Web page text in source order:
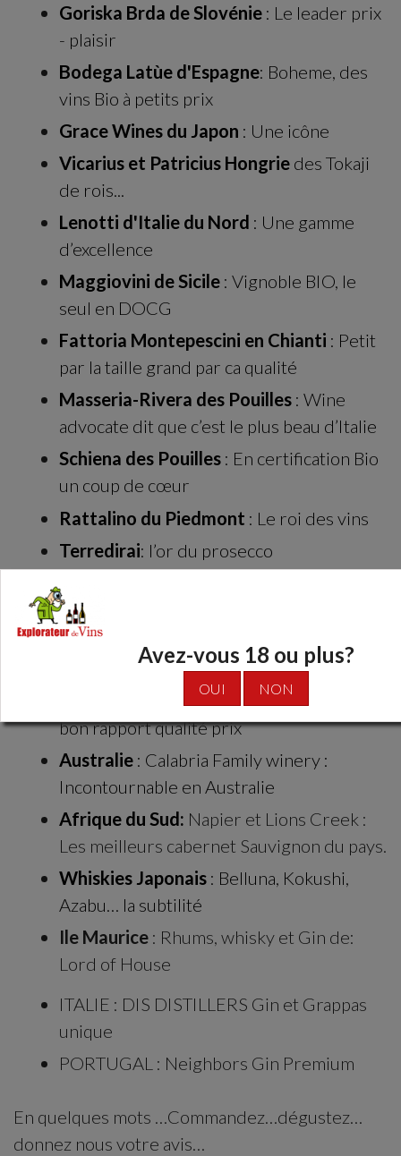
Goriska Brda de Slovénie : Le leader prix
- plaisir
Bodega Latùe d'Espagne: Boheme, des
vins Bio à petits prix
Grace Wines du Japon : Une icône
Vicarius et Patricius Hongrie des Tokaji
de rois...
Lenotti d'Italie du Nord : Une gamme
d’excellence
Maggiovini de Sicile : Vignoble BIO, le
seul en DOCG
Fattoria Montepescini en Chianti : Petit
par la taille grand par ca qualité
Masseria-Rivera des Pouilles : Wine
advocate dit que c’est le plus beau d’Italie
Schiena des Pouilles : En certification Bio
un coup de cœur
Rattalino du Piedmont : Le roi des vins
Terredirai: l’or du prosecco
Casablanca
complexité.
: La Mar et Valle de los Andes
: vins Australien d’extrême
bon rapport qualité prix
Australie : Calabria Family winery :
Incontournable en Australie
Afrique du Sud: Napier et Lions Creek :
Les meilleurs cabernet Sauvignon du pays.
Whiskies Japonais : Belluna, Kokushi,
Azabu… la subtilité
Ile Maurice : Rhums, whisky et Gin de:
Lord of House
ITALIE : DIS DISTILLERS Gin et Grappas
unique
PORTUGAL : Neighbors Gin Premium
En quelques mots …Commandez…dégustez…
donnez nous votre avis…
Avez-vous 18 ou plus?
OUI NON